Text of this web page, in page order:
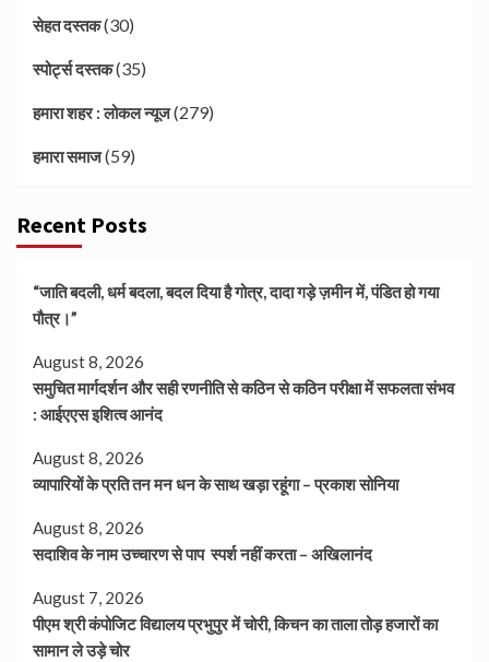
सेहत दस्तक(30)
स्पोर्ट्स दस्तक(35)
हमारा शहर : लोकल न्यूज(279)
हमारा समाज(59)
Recent Posts
“जाति बदली, धर्म बदला, बदल दिया है गोत्र, दादा गड़े ज़मीन में, पंडित हो गया
पौत्र।”
August 8, 2026
समुचित मार्गदर्शन और सही रणनीति से कठिन से कठिन परीक्षा में सफलता संभव
: आईएएस इशित्व आनंद
August 8, 2026
व्यापारियों के प्रति तन मन धन के साथ खड़ा रहूंगा – प्रकाश सोनिया
August 8, 2026
सदाशिव के नाम उच्चारण से पाप स्पर्श नहीं करता – अखिलानंद
August 7, 2026
पीएम श्री कंपोजिट विद्यालय प्रभुपुर में चोरी, किचन का ताला तोड़ हजारों का
सामान ले उड़े चोर